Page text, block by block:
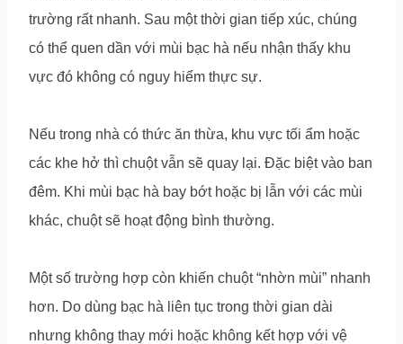
trường rất nhanh. Sau một thời gian tiếp xúc, chúng
có thể quen dần với mùi bạc hà nếu nhận thấy khu
vực đó không có nguy hiểm thực sự.
Nếu trong nhà có thức ăn thừa, khu vực tối ẩm hoặc
các khe hở thì chuột vẫn sẽ quay lại. Đặc biệt vào ban
đêm. Khi mùi bạc hà bay bớt hoặc bị lẫn với các mùi
khác, chuột sẽ hoạt động bình thường.
Một số trường hợp còn khiến chuột “nhờn mùi” nhanh
hơn. Do dùng bạc hà liên tục trong thời gian dài
nhưng không thay mới hoặc không kết hợp với vệ